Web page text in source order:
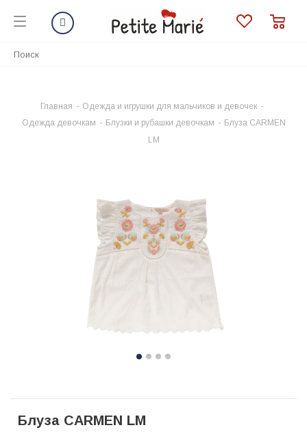
Главная - Одежда и игрушки для мальчиков и девочек -
Одежда девочкам - Блузки и рубашки девочкам - Блуза CARMEN
LM
Блуза CARMEN LM